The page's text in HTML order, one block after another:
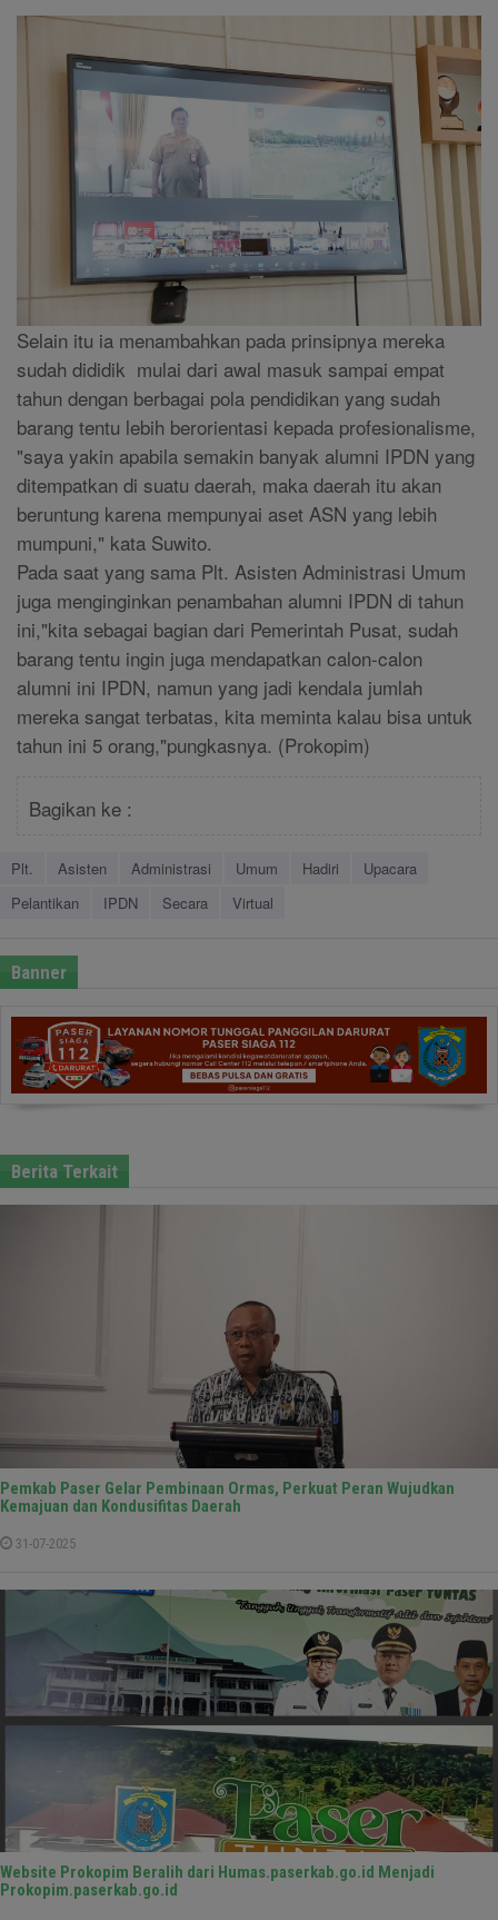
Selain itu ia menambahkan pada prinsipnya mereka
sudah dididik mulai dari awal masuk sampai empat
tahun dengan berbagai pola pendidikan yang sudah
barang tentu lebih berorientasi kepada profesionalisme,
"saya yakin apabila semakin banyak alumni IPDN yang
ditempatkan di suatu daerah, maka daerah itu akan
beruntung karena mempunyai aset ASN yang lebih
mumpuni," kata Suwito.
Pada saat yang sama Plt. Asisten Administrasi Umum
juga menginginkan penambahan alumni IPDN di tahun
ini,"kita sebagai bagian dari Pemerintah Pusat, sudah
barang tentu ingin juga mendapatkan calon-calon
alumni ini IPDN, namun yang jadi kendala jumlah
mereka sangat terbatas, kita meminta kalau bisa untuk
tahun ini 5 orang,"pungkasnya. (Prokopim)
Bagikan ke :
Plt. Asisten Administrasi Umum Hadiri
Upacara
Pelantikan
IPDN Secara Virtual
Banner
Berita Terkait
Pemkab Paser Gelar Pembinaan Ormas, Perkuat Peran Wujudkan
Kemajuan dan Kondusifitas Daerah
31-07-2025
Website Prokopim Beralih dari Humas.paserkab.go.id Menjadi
Prokopim.paserkab.go.id